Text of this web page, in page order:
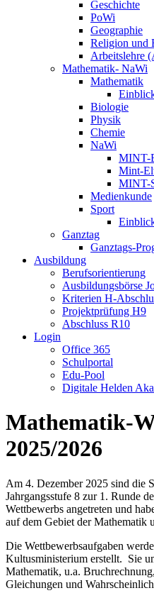
Geschichte
PoWi
Geographie
Religion und
Arbeitslehre
Mathematik- NaWi
Mathematik
Biologie
Physik
Chemie
NaWi
MINT-
Mint-
MINT-
Medienkunde
Sport
Ganztag
Ganztags-
Ausbildung
Berufsorientierung
Ausbildungsbörse
Kriterien H-
Projektprüfung H9
Abschluss R10
Login
Office 365
Schulportal
Edu-Pool
Digitale Helden
Mathematik-
2025/2026
Am 4. Dezember 2025 sind die
Jahrgangsstufe 8 zur 1. Runde
Wettbewerbs angetreten und
auf dem Gebiet der Mathematik
Die Wettbewerbsaufgaben
Kultusministerium erstellt. Sie
Mathematik, u.a.
Gleichungen und